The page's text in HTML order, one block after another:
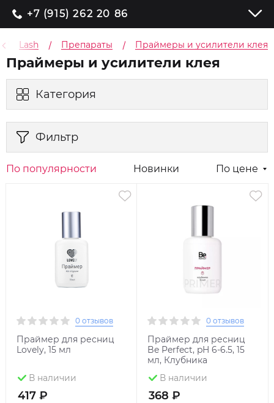
+7 (915) 262 20 86
Lash Препараты Праймеры и усилители клея
Праймеры и усилители клея
Категория
Фильтр
По популярности Новинки По цене
0 отзывов
Праймер для ресниц
Lovely, 15 мл
В наличии
417 ₽
0 отзывов
Праймер для ресниц
Be Perfect, pH 6-6.5, 15
мл, Клубника
В наличии
368 ₽